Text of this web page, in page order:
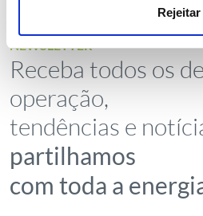
Rejeitar
NEWSLETTER
Receba todos os
operação,
tendências e
partilhamos
com toda a